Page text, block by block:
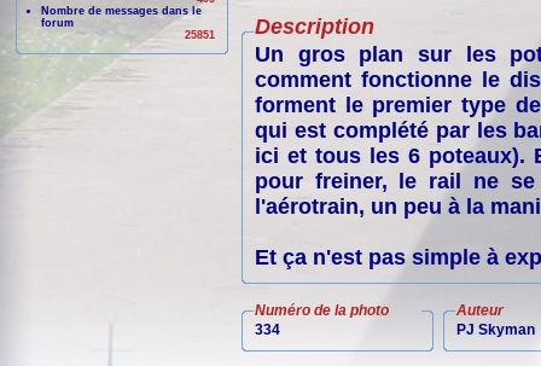
Nombre de messages dans le
forum
25851
Description
Un gros plan sur les
comment fonctionne le
forment le premier type
qui est complété par les
ici et tous les 6 poteaux).
pour freiner, le rail ne
l'aérotrain, un peu à la
Et ça n'est pas simple à
Numéro de la photo
334
Auteur
PJ Skyman